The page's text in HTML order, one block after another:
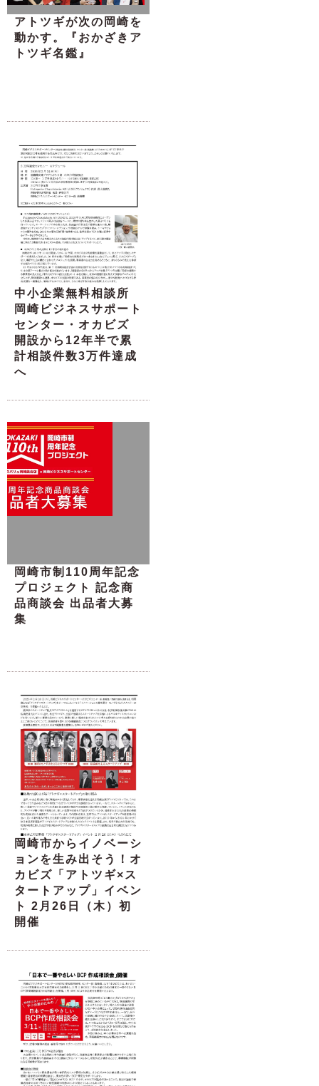
アトツギが次の岡崎を
動かす。『おかざきア
トツギ名鑑』
中小企業無料相談所
岡崎ビジネスサポート
センター・オカビズ
開設から12年半で累
計相談件数3万件達成
へ
岡崎市制110周年記念
プロジェクト 記念商
品商談会 出品者大募
集
岡崎市からイノベーシ
ョンを生み出そう！オ
カビズ「アトツギ×ス
タートアップ」イベン
ト 2月26日（木）初
開催